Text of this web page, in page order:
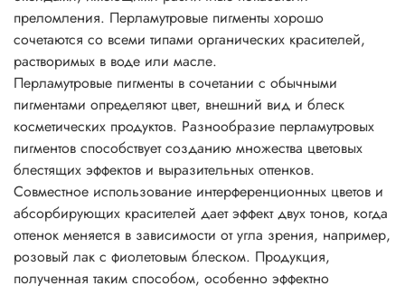
смеси. Чем более светопроницаем состав, тем лучше
эффект и меньше необходимая концентрация.
Непрозрачные составы требуют больше пигмента,
поскольку светорассеивание снижает перламутровый
блеск.
Основные характеристики перламутровых пигментов
• физиологически безопасны;
• не растворимы в воде, разбавляются кислотами и
щелочами;
• негорючие вещества;
• устойчивы до 800°C;
• устойчивы к УФ;
• превосходно сочетаются с другими пигментами;
преломления. Перламутровые пигменты хорошо
сочетаются со всеми типами органических красителей,
растворимых в воде или масле.
Перламутровые пигменты в сочетании с обычными
пигментами определяют цвет, внешний вид и блеск
косметических продуктов. Разнообразие перламутровых
пигментов способствует созданию множества цветовых
блестящих эффектов и выразительных оттенков.
Совместное использование интерференционных цветов и
абсорбирующих красителей дает эффект двух тонов, когда
оттенок меняется в зависимости от угла зрения, например,
розовый лак с фиолетовым блеском. Продукция,
полученная таким способом, особенно эффектно